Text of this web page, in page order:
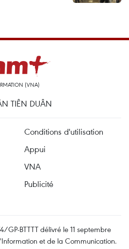
(VNA)
TIÊN DUÂN
Conditions d'utilisation
Appui
VNA
Publicité
GP-BTTTT délivré le 11 septembre
et de la Communication.